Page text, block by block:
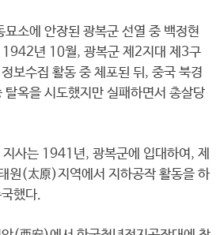
소에 안장된 광복군 선열 중 백정현
년 10월, 광복군 제2지대 제3구
보수집 활동 중 체포된 뒤, 중국 북경
옥을 시도했지만 실패하면서 총살당
사는 1941년, 광복군에 입대하여, 제
원(太原)지역에서 지하공작 활동을 하
했다.